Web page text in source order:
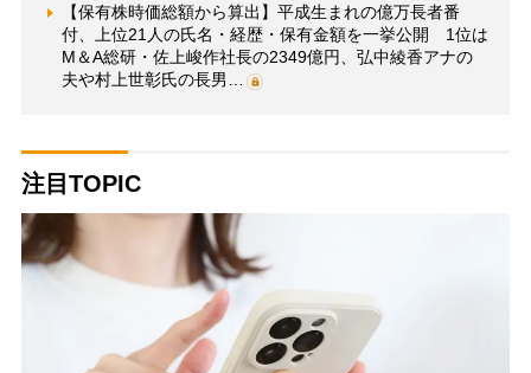
【保有株時価総額から算出】平成生まれの億万長者番
付、上位21人の氏名・経歴・保有金額を一挙公開 1位は
M＆A総研・佐上峻作社長の2349億円、弘中綾香アナの
夫や村上世彰氏の長男…
注目TOPIC